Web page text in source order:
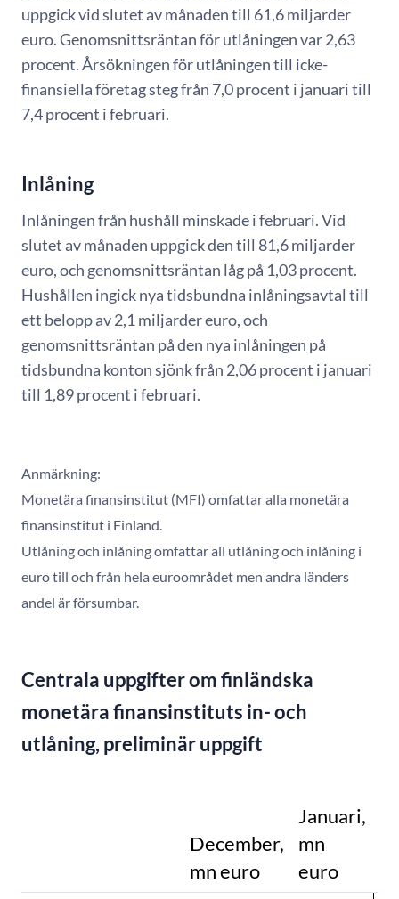
uppgick vid slutet av månaden till 61,6 miljarder
euro. Genomsnittsräntan för utlåningen var 2,63
procent. Årsökningen för utlåningen till icke-
finansiella företag steg från 7,0 procent i januari till
7,4 procent i februari.
Inlåning
Inlåningen från hushåll minskade i februari. Vid
slutet av månaden uppgick den till 81,6 miljarder
euro, och genomsnittsräntan låg på 1,03 procent.
Hushållen ingick nya tidsbundna inlåningsavtal till
ett belopp av 2,1 miljarder euro, och
genomsnittsräntan på den nya inlåningen på
tidsbundna konton sjönk från 2,06 procent i januari
till 1,89 procent i februari.
Anmärkning:
Monetära finansinstitut (MFI) omfattar alla monetära
finansinstitut i Finland.
Utlåning och inlåning omfattar all utlåning och inlåning i
euro till och från hela euroområdet men andra länders
andel är försumbar.
Centrala uppgifter om finländska
monetära finansinstituts in- och
utlåning, preliminär uppgift
December,
mn euro
Januari,
mn
euro